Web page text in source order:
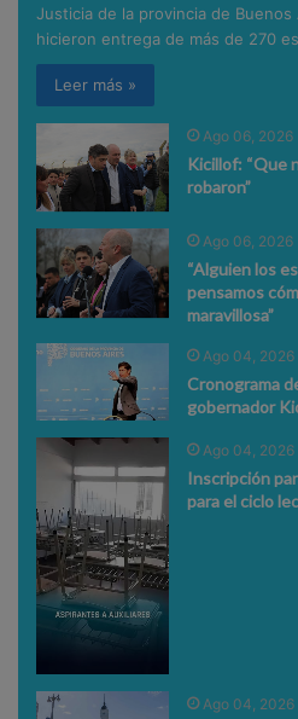
Justicia de la provincia de Buenos
hicieron entrega de más de 270
Leer más »
Ago 06, 2026
Kicillof: “Que
robaron”
Ago 06, 2026
“Alguien los
pensamos
maravillosa”
Ago 04, 2026
Cronograma
gobernador
Ago 04, 2026
Inscripción
para el ciclo
Ago 04, 2026